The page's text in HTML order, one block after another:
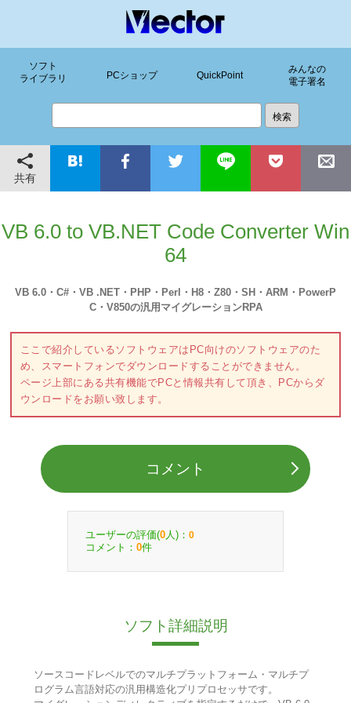
ソフト
ライブラリ
PCショップ QuickPoint
みんなの
電子署名
共有
VB 6.0 to VB.NET Code Converter Win
64
VB 6.0・C#・VB .NET・PHP・Perl・H8・Z80・SH・ARM・PowerP
C・V850の汎用マイグレーションRPA
ここで紹介しているソフトウェアはPC向けのソフトウェアのた
め、スマートフォンでダウンロードすることができません。
ページ上部にある共有機能でPCと情報共有して頂き、PCからダ
ウンロードをお願い致します。
コメント
ユーザーの評価(0 人)： 0
コメント： 0件
ソフト詳細説明
ソースコードレベルでのマルチプラットフォーム・マルチプ
ログラム言語対応の汎用構造化プリプロセッサです。